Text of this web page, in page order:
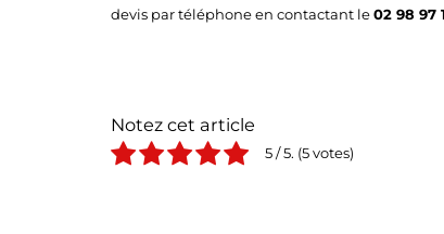
devis par téléphone en contactant le02 98 97
Notez cet article
5/ 5. 5